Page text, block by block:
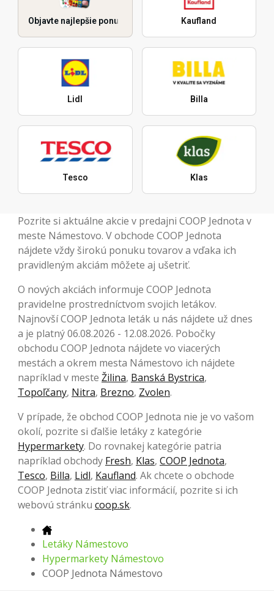
Objavte najlepšie ponuky Kaufland
Lidl Billa
Tesco Klas
Pozrite si aktuálne akcie v predajni COOP Jednota v
meste Námestovo. V obchode COOP Jednota
nájdete vždy širokú ponuku tovarov a vďaka ich
pravidleným akciám môžete aj ušetriť.
O nových akciách informuje COOP Jednota
pravidelne prostredníctvom svojich letákov.
Najnovší COOP Jednota leták u nás nájdete už dnes
a je platný 06.08.2026 - 12.08.2026. Pobočky
obchodu COOP Jednota nájdete vo viacerých
mestách a okrem mesta Námestovo ich nájdete
napríklad v meste Žilina, Banská Bystrica,
Topoľčany, Nitra, Brezno, Zvolen.
V prípade, že obchod COOP Jednota nie je vo vašom
okolí, pozrite si ďalšie letáky z kategórie
Hypermarkety. Do rovnakej kategórie patria
napríklad obchody Fresh, Klas, COOP Jednota,
Tesco, Billa, Lidl, Kaufland. Ak chcete o obchode
COOP Jednota zistiť viac informácií, pozrite si ich
webovú stránku coop.sk.
Letáky Námestovo
Hypermarkety Námestovo
COOP Jednota Námestovo